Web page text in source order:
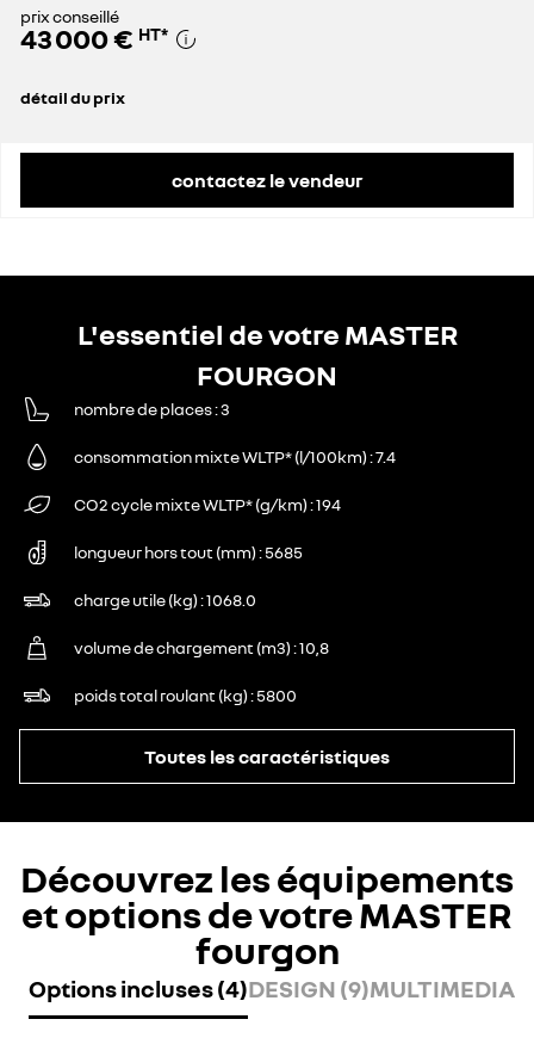
prix conseillé
43 000 € HT*
détail du prix
contactez le vendeur
L'essentiel de votre MASTER
FOURGON
nombre de places 3
consommation mixte WLTP* (l/100km) 7.4
CO2 cycle mixte WLTP* (g/km) 194
longueur hors tout (mm) 5685
charge utile (kg) 1068.0
volume de chargement (m3) 10,8
poids total roulant (kg) 5800
Toutes les caractéristiques
Découvrez les équipements
et options de votre MASTER
fourgon
Options incluses (4)DESIGN (9)MULTIMEDIA